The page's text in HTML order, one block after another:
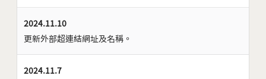
2024.11.10
更新外部超連結網址及名稱。
2024.11.7